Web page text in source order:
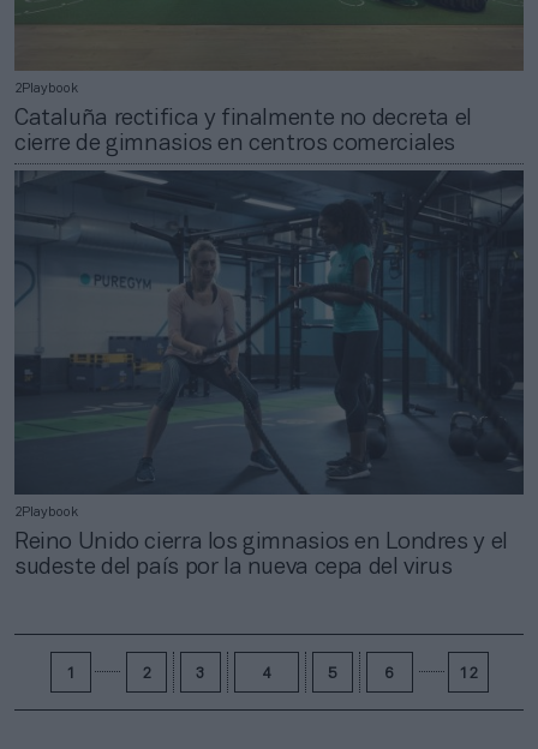
2Playbook
Cataluña rectifica y finalmente no decreta el
cierre de gimnasios en centros comerciales
2Playbook
Reino Unido cierra los gimnasios en Londres y el
sudeste del país por la nueva cepa del virus
1 2 3 4 5 6 12